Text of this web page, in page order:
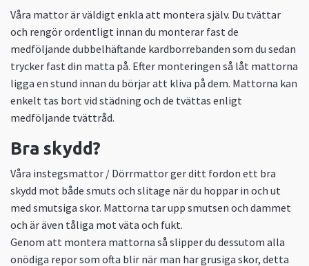
Våra mattor är väldigt enkla att montera själv. Du tvättar
och rengör ordentligt innan du monterar fast de
medföljande dubbelhäftande kardborrebanden som du sedan
trycker fast din matta på. Efter monteringen så låt mattorna
ligga en stund innan du börjar att kliva på dem. Mattorna kan
enkelt tas bort vid städning och de tvättas enligt
medföljande tvättråd.
Bra skydd?
Våra instegsmattor / Dörrmattor ger ditt fordon ett bra
skydd mot både smuts och slitage när du hoppar in och ut
med smutsiga skor. Mattorna tar upp smutsen och dammet
och är även tåliga mot väta och fukt.
Genom att montera mattorna så slipper du dessutom alla
onödiga repor som ofta blir när man har grusiga skor, detta